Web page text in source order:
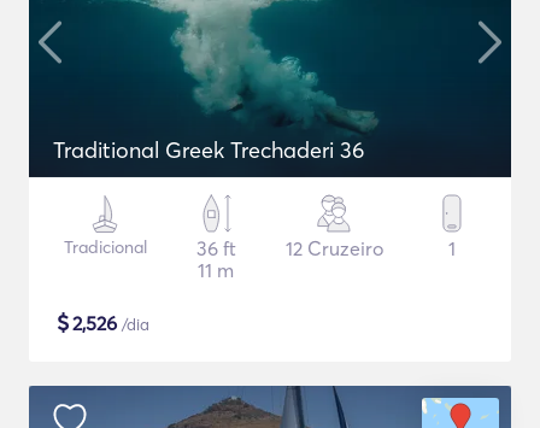
Traditional Greek Trechaderi 36
Tradicional
36 ft
11 m
12 Cruzeiro 1
$2,526 /dia